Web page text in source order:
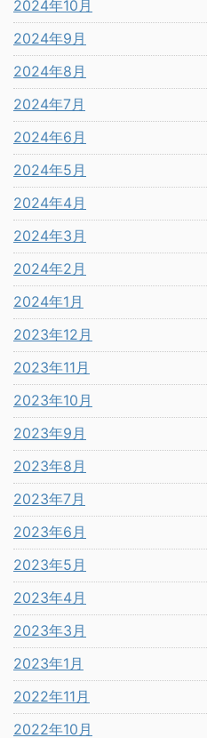
2024年10月
2024年9月
2024年8月
2024年7月
2024年6月
2024年5月
2024年4月
2024年3月
2024年2月
2024年1月
2023年12月
2023年11月
2023年10月
2023年9月
2023年8月
2023年7月
2023年6月
2023年5月
2023年4月
2023年3月
2023年1月
2022年11月
2022年10月